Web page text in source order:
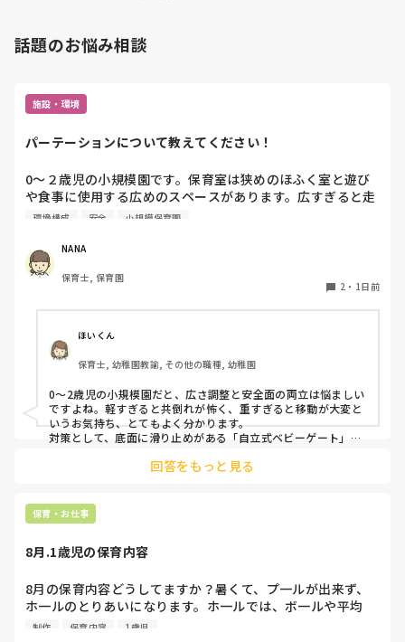
話題のお悩み相談
施設・環境
パーテーションについて教えてください！
0〜２歳児の小規模園です。保育室は狭めのほふく室と遊び
や食事に使用する広めのスペースがあります。広すぎると走
り回ったりして落ち着かないので、活動によってパーテーシ
うな素材で軽いので、ちょっと体が当たると倒れたり、つか
まり立ちが不安定な子にとっては共倒れになったりで危険で
す。かと言って固定してしまうと活動によって柔軟に移動す
しっかりした重いものを置いていましたが、移動が大変で使
い勝手が悪く、子どもがぶつかって倒れた時に怖い思いをし
ました。
皆さんの園ではどんなもので工夫されていますか？
環境構成 安全 小規模保育園
NANA
保育士, 保育園
2 ・ 1日前
ほいくん
保育士, 幼稚園教諭, その他の職種, 幼稚園
0〜2歳児の小規模園だと、広さ調整と安全面の両立は悩ましい
ですよね。軽すぎると共倒れが怖く、重すぎると移動が大変と
いうお気持ち、とてもよく分かります。
対策として、底面に滑り止めがある「自立式ベビーゲート」な
た、ストッパー付きキャスターをつけたロー棚を仕切りにすれ
り、脚元に水入りペットボトルなどの重りを付けて補強してみ
てくださいね。安全で使いやすい方法が見つかるよう応援して
回答をもっと見る
保育・お仕事
8月.1歳児の保育内容
8月の保育内容どうしてますか？暑くて、プ一ルが出来ず、
ホ一ルのとりあいになります。ホ一ルでは、ボ一ルや平均
台、風船で遊んでいます。製作で、うちわや望遠鏡や風鈴🎐
制作 保育内容 1歳児